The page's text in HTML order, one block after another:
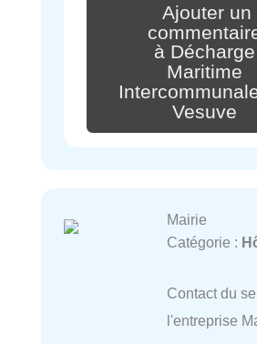
Ajouter un
à Décharge
Maritime
Vesuve
Mairie
Catégorie :
Contact du
l'entreprise